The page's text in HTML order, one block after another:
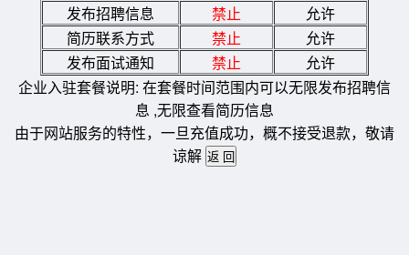
发布招聘信息
禁止
允许
简历联系方式
禁止
允许
发布面试通知
禁止
允许
企业入驻套餐说明: 在套餐时间范围内可以无限发布招聘信
息 ,无限查看简历信息
由于网站服务的特性，一旦充值成功，概不接受退款，敬请
谅解